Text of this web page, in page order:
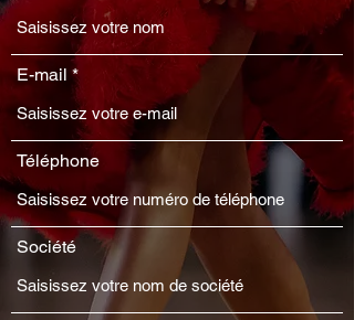
E-mail
Téléphone
Société